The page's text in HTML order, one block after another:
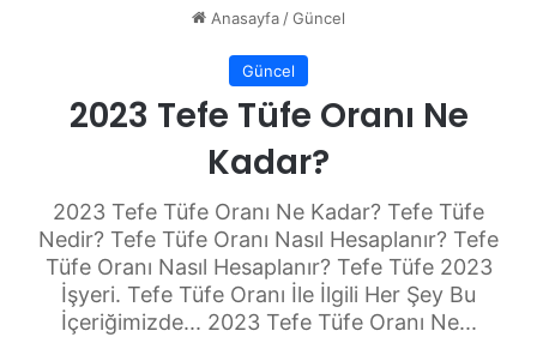
Anasayfa/Güncel
Güncel
2023 Tefe Tüfe Oranı Ne
Kadar?
2023 Tefe Tüfe Oranı Ne Kadar? Tefe Tüfe
Nedir? Tefe Tüfe Oranı Nasıl Hesaplanır? Tefe
Tüfe Oranı Nasıl Hesaplanır? Tefe Tüfe 2023
İşyeri. Tefe Tüfe Oranı İle İlgili Her Şey Bu
İçeriğimizde... 2023 Tefe Tüfe Oranı Ne...